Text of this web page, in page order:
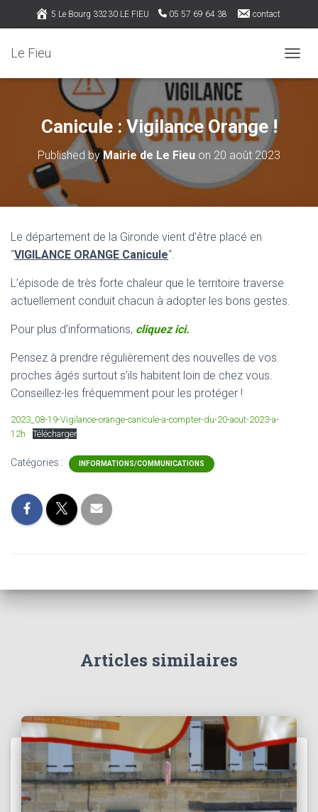
5 Le Bourg 33230 LE FIEU 05 57 69 64 38 contact
Le Fieu
Canicule : Vigilance Orange !
Published byMairie de Le Fieu on 20 août 2023
Le département de la Gironde vient d’être placé en
“VIGILANCE ORANGE Canicule“.
L’épisode de très forte chaleur que le territoire traverse
actuellement conduit chacun à adopter les bons gestes.
Pour plus d’informations, cliquez ici.
Pensez à prendre régulièrement des nouvelles de vos
proches âgés surtout s’ils habitent loin de chez vous.
Conseillez-les fréquemment pour les protéger !
2023_08-19-Vigilance-orange-canicule-a-compter-du-20-aout-2023-a-
12h
Télécharger
Catégories : INFORMATIONS/COMMUNICATIONS
Articles similaires